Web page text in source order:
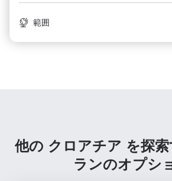
範囲
他の クロアチア を探索
ランのオプシ